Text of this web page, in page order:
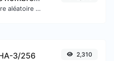
Générer un nombre aléatoire entre une plage donnée.
3/256 2,310